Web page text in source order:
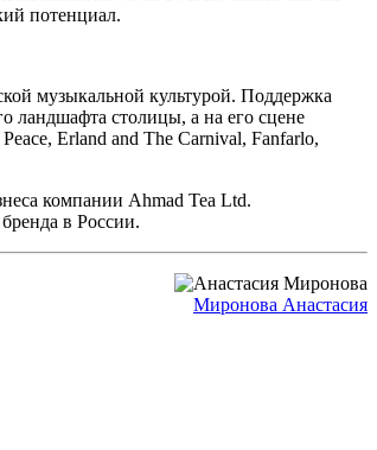
потенциал.
музыкальной культурой. Поддержка
ландшафта столицы, а на его сцене
Erland and The Carnival, Fanfarlo,
компании Ahmad Tea Ltd.
в России.
Миронова Анастасия